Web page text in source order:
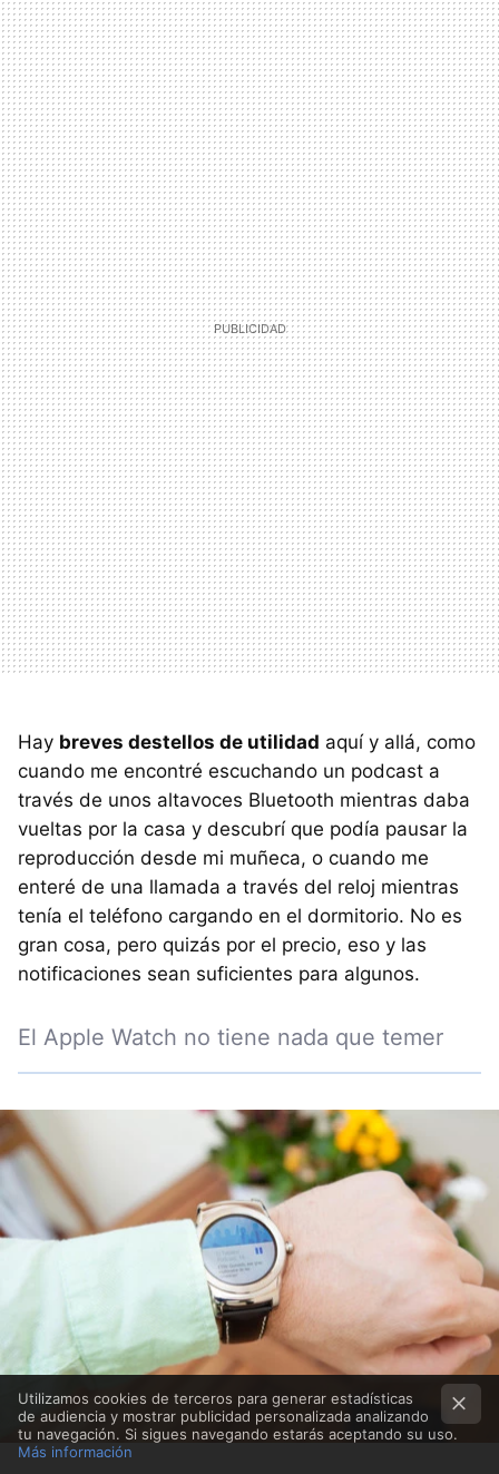
Hay breves destellos de utilidad aquí y allá, como
cuando me encontré escuchando un podcast a
través de unos altavoces Bluetooth mientras daba
vueltas por la casa y descubrí que podía pausar la
reproducción desde mi muñeca, o cuando me
enteré de una llamada a través del reloj mientras
tenía el teléfono cargando en el dormitorio. No es
gran cosa, pero quizás por el precio, eso y las
notificaciones sean suficientes para algunos.
El Apple Watch no tiene nada que temer
Utilizamos cookies de terceros para generar estadísticas
de audiencia y mostrar publicidad personalizada analizando
tu navegación. Si sigues navegando estarás aceptando su uso.
Más información